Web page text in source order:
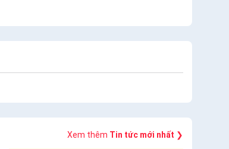
Xem thêm Tin tức mới nhất ❯